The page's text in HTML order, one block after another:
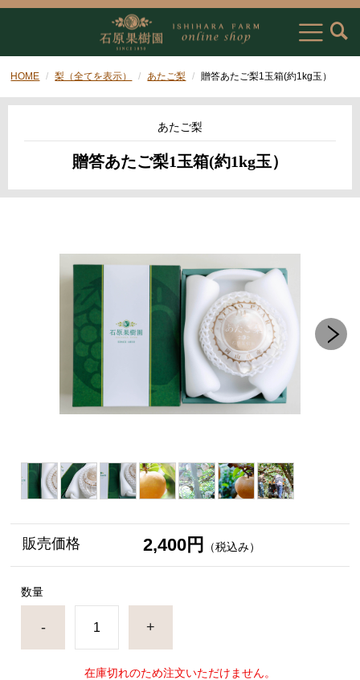
HOME 梨（全てを表示） あたご梨 贈答あたご梨1玉箱(約1kg玉）
あたご梨
贈答あたご梨1玉箱(約1kg玉）
販売価格 2,400円 （税込み）
数量
- +
在庫切れのため注文いただけません。